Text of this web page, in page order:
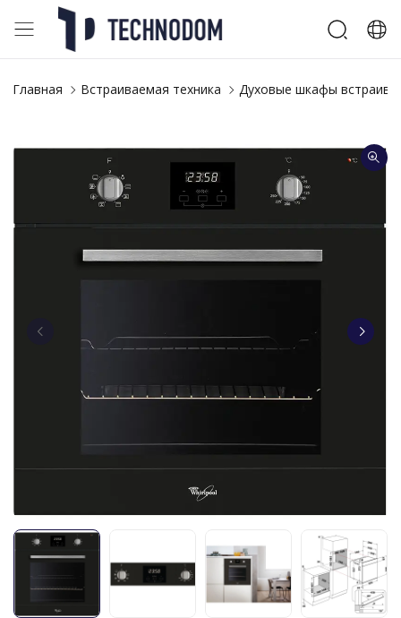
Главная Встраиваемая техника Духовые шкафы